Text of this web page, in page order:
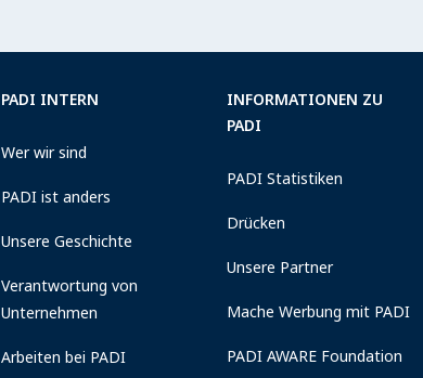
PADI INTERN
Wer wir sind
PADI ist anders
Unsere Geschichte
Verantwortung von
Unternehmen
Arbeiten bei PADI
INFORMATIONEN ZU
PADI
PADI Statistiken
Drücken
Unsere Partner
Mache Werbung mit PADI
PADI AWARE Foundation